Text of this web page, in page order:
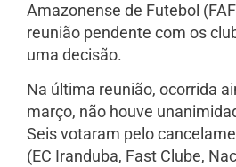
Amazonense de Futebol
reunião pendente com os
uma decisão.
Na última reunião, ocorrida
março, não houve
Seis votaram pelo
(EC Iranduba, Fast Clube,